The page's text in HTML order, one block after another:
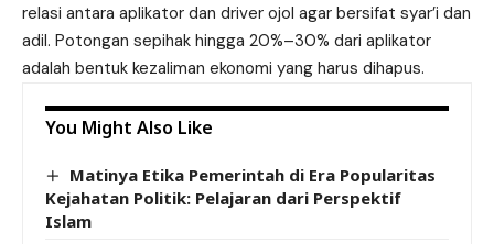
relasi antara aplikator dan driver ojol agar bersifat syar’i dan
adil. Potongan sepihak hingga 20%–30% dari aplikator
adalah bentuk kezaliman ekonomi yang harus dihapus.
You Might Also Like
Matinya Etika Pemerintah di Era Popularitas
Kejahatan Politik: Pelajaran dari Perspektif
Islam